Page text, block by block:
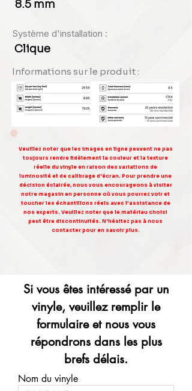
8.5 mm
Système d'installation :
Clique
Informations sur le produit :
Veuillez noter que les images en ligne peuvent ne pas
toujours rendre fidèlement la couleur et la texture
réelle du vinyle en raison des variations de
luminosité et de calibrage d'écran. Pour prendre une
décision éclairée, nous vous encourageons à visiter
notre magasin en personne où vous pourrez voir et
toucher les échantillons réels avec l'assistance de
nos experts. Veuillez noter que le matériau choisi
peut être discontinuités. N'hésitez pas à nous
contacter pour en savoir plus.
Si vous êtes intéressé par un
vinyle, veuillez remplir le
formulaire et nous vous
répondrons dans les plus
brefs délais.
Nom du vinyle